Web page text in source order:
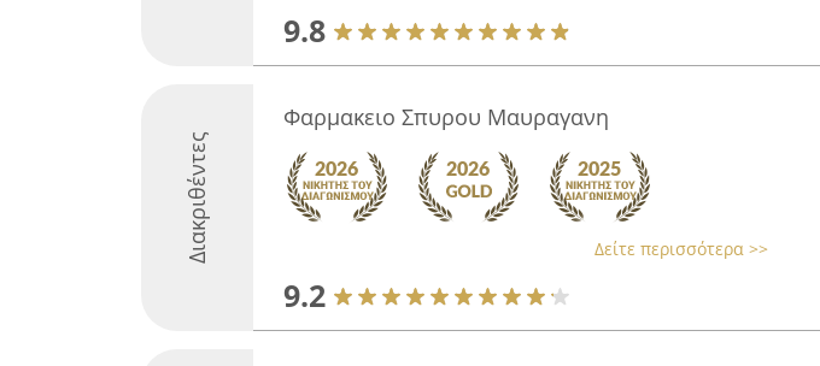
9.8
Διακριθέντες
Φαρμακειο Σπυρου Μαυραγανη
Δείτε περισσότερα >>
9.2